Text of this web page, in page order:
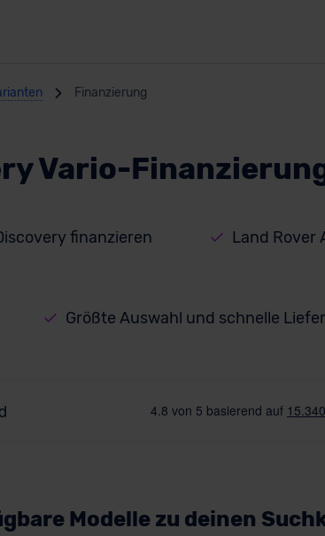
Finanzierung
Vario-
finanzieren Land Rover
Größte Auswahl und schnelle
Modelle zu deinen